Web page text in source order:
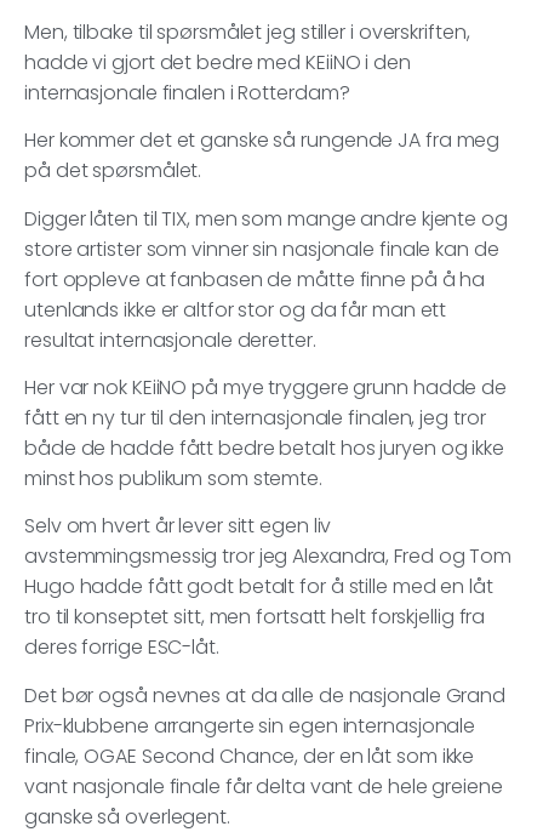
Men, tilbake til spørsmålet jeg stiller i overskriften,
hadde vi gjort det bedre med KEiiNO i den
internasjonale finalen i Rotterdam?
Her kommer det et ganske så rungende JA fra meg
på det spørsmålet.
Digger låten til TIX, men som mange andre kjente og
store artister som vinner sin nasjonale finale kan de
fort oppleve at fanbasen de måtte finne på å ha
utenlands ikke er altfor stor og da får man ett
resultat internasjonale deretter.
Her var nok KEiiNO på mye tryggere grunn hadde de
fått en ny tur til den internasjonale finalen, jeg tror
både de hadde fått bedre betalt hos juryen og ikke
minst hos publikum som stemte.
Selv om hvert år lever sitt egen liv
avstemmingsmessig tror jeg Alexandra, Fred og Tom
Hugo hadde fått godt betalt for å stille med en låt
tro til konseptet sitt, men fortsatt helt forskjellig fra
deres forrige ESC-låt.
Det bør også nevnes at da alle de nasjonale Grand
Prix-klubbene arrangerte sin egen internasjonale
finale, OGAE Second Chance, der en låt som ikke
vant nasjonale finale får delta vant de hele greiene
ganske så overlegent.